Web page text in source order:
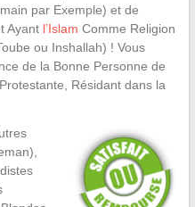
par Exemple) et de
Ayant l’Islam Comme Religion
ou Inshallah) ! Vous
de la Bonne Personne de
Résidant dans la